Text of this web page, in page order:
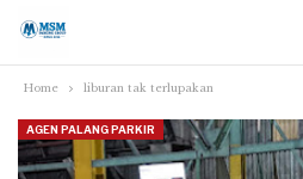
Home liburan tak terlupakan
AGEN PALANG PARKIR